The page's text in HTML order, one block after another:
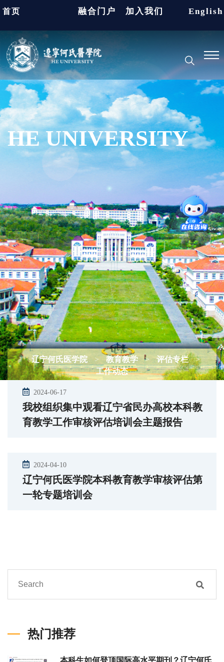
首页 融合门户 加入我们 English
HE UNIVERSITY
辽宁何氏医学院 > 教育教学 > 评估专栏
>
工作动态
2024-06-17
我校组织集中观看辽宁省民办高校本科教
育教学工作审核评估培训会主题报告
2024-04-10
辽宁何氏医学院本科教育教学审核评估第
一轮专题培训会
热门推荐
本科生如何登顶国际高水平期刊？辽宁何氏